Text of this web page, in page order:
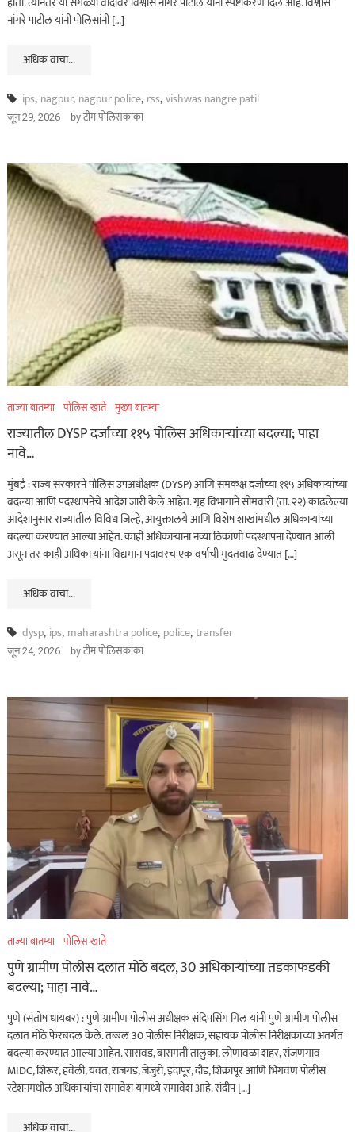
नांगरे पाटील यांनी पोलिसांनी […]
अधिक वाचा...
ips, nagpur, nagpur police, rss,vishwas nangre patil
जून 29, 2026 byटीम पोलिसकाका
ताज्या बातम्या पोलिस खाते मुख्य बातम्या
राज्यातील DYSP दर्जाच्या ११५ पोलिस अधिकाऱ्यांच्या बदल्या; पाहा
नावे…
मुंबई : राज्य सरकारने पोलिस उपअधीक्षक (DYSP) आणि समकक्ष दर्जाच्या ११५ अधिकाऱ्यांच्या
बदल्या आणि पदस्थापनेचे आदेश जारी केले आहेत. गृह विभागाने सोमवारी (ता. २२) काढलेल्या
आदेशानुसार राज्यातील विविध जिल्हे, आयुक्तालये आणि विशेष शाखांमधील अधिकाऱ्यांच्या
बदल्या करण्यात आल्या आहेत. काही अधिकाऱ्यांना नव्या ठिकाणी पदस्थापना देण्यात आली
असून तर काही अधिकाऱ्यांना विद्यमान पदावरच एक वर्षाची मुदतवाढ देण्यात […]
अधिक वाचा...
dysp, ips, maharashtra police, police,transfer
जून 24, 2026 byटीम पोलिसकाका
ताज्या बातम्या पोलिस खाते
पुणे ग्रामीण पोलीस दलात मोठे बदल, 30 अधिकाऱ्यांच्या तडकाफडकी
बदल्या; पाहा नावे…
पुणे (संतोष धायबर) : पुणे ग्रामीण पोलीस अधीक्षक संदिपसिंग गिल यांनी पुणे ग्रामीण पोलीस
दलात मोठे फेरबदल केले. तब्बल 30 पोलीस निरीक्षक, सहायक पोलीस निरीक्षकांच्या अंतर्गत
बदल्या करण्यात आल्या आहेत. सासवड, बारामती तालुका, लोणावळा शहर, रांजणगाव
MIDC, शिरूर, हवेली, यवत, राजगड, जेजुरी, इंदापूर, दौंड, शिक्रापूर आणि भिगवण पोलीस
स्टेशनमधील अधिकाऱ्यांचा समावेश यामध्ये समावेश आहे. संदीप […]
अधिक वाचा...